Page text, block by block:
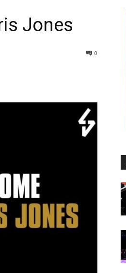
Jones
0